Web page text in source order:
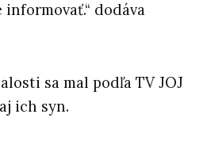
dodáva
sa mal podľa TV JOJ
ich syn.